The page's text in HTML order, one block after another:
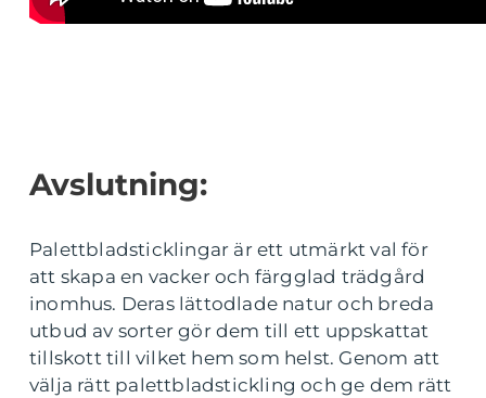
Avslutning:
Palettbladsticklingar är ett utmärkt val för
att skapa en vacker och färgglad trädgård
inomhus. Deras lättodlade natur och breda
utbud av sorter gör dem till ett uppskattat
tillskott till vilket hem som helst. Genom att
välja rätt palettbladstickling och ge dem rätt